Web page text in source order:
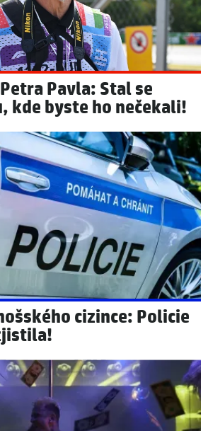
Pavla: Stal se
kde byste ho nečekali!
cizince: Policie